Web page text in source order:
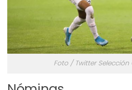
Foto / Twitter